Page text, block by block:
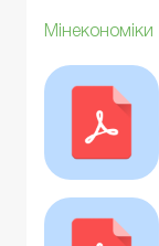
Мінекономіки